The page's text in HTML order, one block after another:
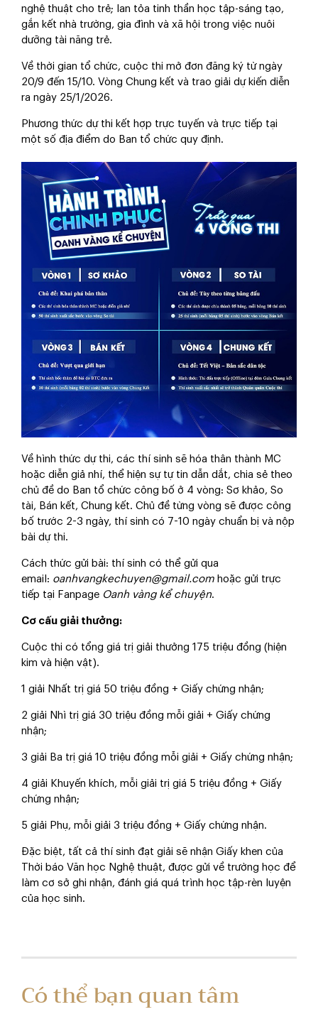
nghệ thuật cho trẻ; lan tỏa tinh thần học tập-sáng tạo,
gắn kết nhà trường, gia đình và xã hội trong việc nuôi
dưỡng tài năng trẻ.
Về thời gian tổ chức, cuộc thi mở đơn đăng ký từ ngày
20/9 đến 15/10. Vòng Chung kết và trao giải dự kiến diễn
ra ngày 25/1/2026.
Phương thức dự thi kết hợp trực tuyến và trực tiếp tại
một số địa điểm do Ban tổ chức quy định.
Về hình thức dự thi, các thí sinh sẽ hóa thân thành MC
hoặc diễn giả nhí, thể hiện sự tự tin dẫn dắt, chia sẻ theo
chủ đề do Ban tổ chức công bố ở 4 vòng: Sơ khảo, So
tài, Bán kết, Chung kết. Chủ đề từng vòng sẽ được công
bố trước 2-3 ngày, thí sinh có 7-10 ngày chuẩn bị và nộp
bài dự thi.
Cách thức gửi bài: thí sinh có thể gửi qua
email: oanhvangkechuyen@gmail.com hoặc gửi trực
tiếp tại Fanpage Oanh vàng kể chuyện.
Cơ cấu giải thưởng:
Cuộc thi có tổng giá trị giải thưởng 175 triệu đồng (hiện
kim và hiện vật).
1 giải Nhất trị giá 50 triệu đồng + Giấy chứng nhận;
2 giải Nhì trị giá 30 triệu đồng mỗi giải + Giấy chứng
nhận;
3 giải Ba trị giá 10 triệu đồng mỗi giải + Giấy chứng nhận;
4 giải Khuyến khích, mỗi giải trị giá 5 triệu đồng + Giấy
chứng nhận;
5 giải Phụ, mỗi giải 3 triệu đồng + Giấy chứng nhận.
Đặc biệt, tất cả thí sinh đạt giải sẽ nhận Giấy khen của
Thời báo Văn học Nghệ thuật, được gửi về trường học để
làm cơ sở ghi nhận, đánh giá quá trình học tập-rèn luyện
của học sinh.
Có thể bạn quan tâm